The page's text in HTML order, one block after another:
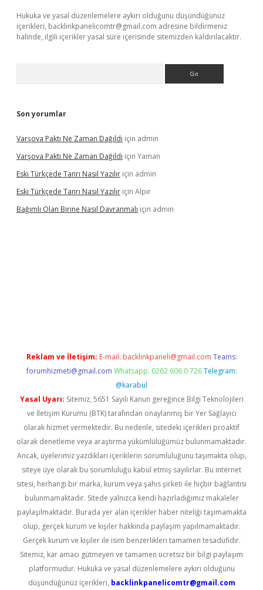
Hukuka ve yasal düzenlemelere aykırı olduğunu düşündüğünüz
içerikleri, backlinkpanelicomtr@gmail.com adresine bildirmeniz
halinde, ilgili içerikler yasal süre içerisinde sitemizden kaldırılacaktır.
Son yorumlar
Varşova Paktı Ne Zaman Dağıldı için admin
Varşova Paktı Ne Zaman Dağıldı için Yaman
Eski Türkçede Tanrı Nasıl Yazılır için admin
Eski Türkçede Tanrı Nasıl Yazılır için Alpır
Bağımlı Olan Birine Nasıl Davranmalı için admin
Reklam ve İletişim: E-mail: backlinkpaneli@gmail.com Teams:
forumhizmeti@gmail.com Whatsapp: 0262 606 0 726 Telegram:
@karabul
Yasal Uyarı: Sitemiz, 5651 Sayılı Kanun gereğince Bilgi Teknolojileri
ve İletişim Kurumu (BTK) tarafından onaylanmış bir Yer Sağlayıcı
olarak hizmet vermektedir. Bu nedenle, sitedeki içerikleri proaktif
olarak denetleme veya araştırma yükümlülüğümüz bulunmamaktadır.
Ancak, üyelerimiz yazdıkları içeriklerin sorumluluğunu taşımakta olup,
siteye üye olarak bu sorumluluğu kabul etmiş sayılırlar. Bu internet
sitesi, herhangi bir marka, kurum veya şahıs şirketi ile hiçbir bağlantısı
bulunmamaktadır. Sitede yalnızca kendi hazırladığımız makaleler
paylaşılmaktadır. Burada yer alan içerikler haber niteliği taşımamakta
olup, gerçek kurum ve kişiler hakkında paylaşım yapılmamaktadır.
Gerçek kurum ve kişiler ile isim benzerlikleri tamamen tesadüfidir.
Sitemiz, kar amacı gütmeyen ve tamamen ücretsiz bir bilgi paylaşım
platformudur. Hukuka ve yasal düzenlemelere aykırı olduğunu
düşündüğünüz içerikleri, backlinkpanelicomtr@gmail.com